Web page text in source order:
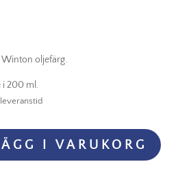
oljefärg.
i 200 ml.
I VARUKORG